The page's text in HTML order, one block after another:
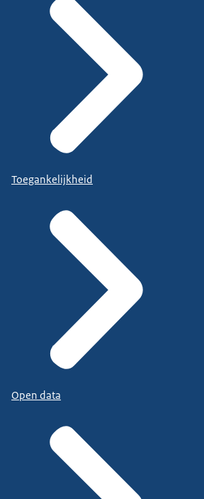
Toegankelijkheid
Open data